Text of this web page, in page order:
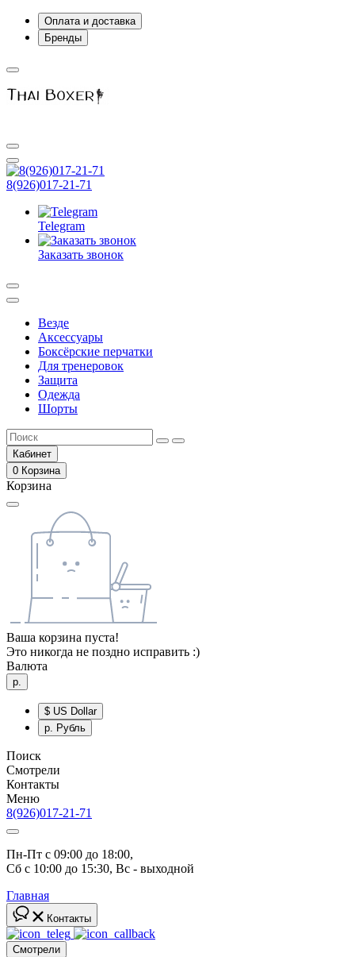
Оплата и доставка
Бренды
8(926)017-21-71
Telegram
Заказать звонок
Везде
Аксессуары
Боксёрские перчатки
Для тренеровок
Защита
Одежда
Шорты
Кабинет
0 Корзина
Корзина
Ваша корзина пуста!
Это никогда не поздно исправить :)
Валюта
р.
$ US Dollar
р. Рубль
Поиск
Смотрели
Контакты
Меню
8(926)017-21-71
Пн-Пт с 09:00 до 18:00,
Сб с 10:00 до 15:30, Вс - выходной
Главная
Контакты
Смотрели